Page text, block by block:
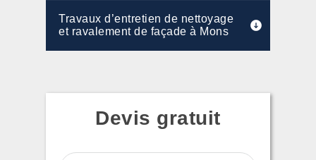
Travaux d’entretien de nettoyage
et ravalement de façade à Mons
Devis gratuit